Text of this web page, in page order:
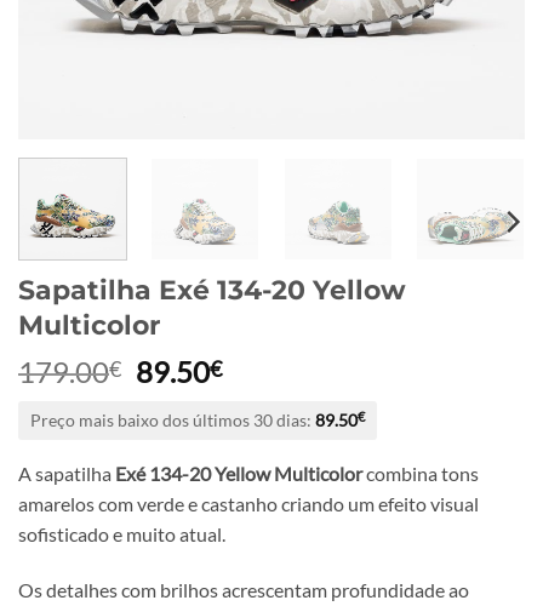
Sapatilha Exé 134-20 Yellow
Multicolor
179.00€ O
original
era:
179.00€.
89.50€O
atual
é:
89.50€.
Preço mais baixo dos últimos 30 dias: 89.50€
A sapatilha Exé 134-20 Yellow Multicolorcombina tons
amarelos com verde e castanho criando um efeito visual
sofisticado e muito atual.
Os detalhes com brilhos acrescentam profundidade ao